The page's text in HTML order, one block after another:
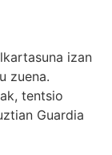
izan
zuena.
tentsio
Guardia